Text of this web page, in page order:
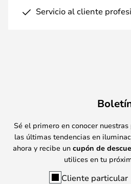
Servicio al cliente
Sé el primero en conocer
las últimas tendencias en
ahora y recibe un cupón de
utilices en tu
Cliente particular